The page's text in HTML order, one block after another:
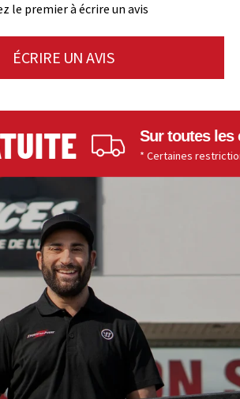
le premier à écrire un avis
ÉCRIRE UN AVIS
Sur toutes les
* Certaines restrictions